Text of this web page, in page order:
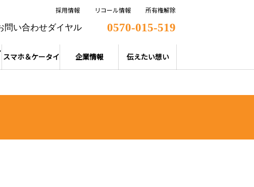
問い合わせダイヤル 0570-015-519
スマホ＆ケータイ 企業情報 伝えたい想い
採用情報 リコール情報 所有権解除